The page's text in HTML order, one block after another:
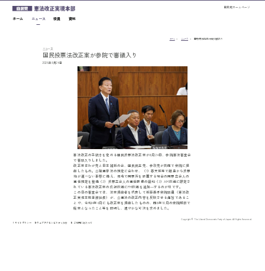
このページの本文へ移動
ホーム ニュース 役員 資料
自民党ホームページ
ホーム ニュース 国民投票法改正案が参院で審議入り
ニュース
国民投票法改正案が参院で審議入り
2026年6月24日
憲法改正の手続きを定める国民投票法改正案が6月24日、参院憲法審査会
で審議入りしました。
改正案はわが党と日本維新の会、国民民主党、参政党が共同で衆院に提
出したもの。公職選挙法の規定に合わせ、（1）悪天候等で離島から投票
箱が運べない事態に備え、現地で開票所を設置する場合の開票立会人の
選任規定を整備（2）投票立会人の選任要件の緩和（3）AM放送に限定さ
れている憲法改正案の広報放送にFM放送を追加―するのが柱です。
この日の審査会では、法案提出者を代表して新藤義孝衆院議員（憲法改
正実現本部事務総長）が、公選法の改正内容を反映させる趣旨であるこ
とや、令和4年4月にも改正案を提出したものの、同6年10月の衆院解散で
廃案となったこと等を説明し、速やかな可決を求めました。
サイトポリシー ウェブアクセシビリティ方針 ご利用にあたって
Copyright © The Liberal Democratic Party of Japan. All Rights Reserved.